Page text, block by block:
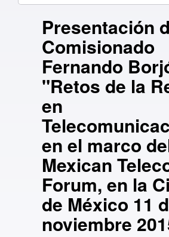
Presentación
Comisionado
Fernando
"Retos de la
en
en el marco
Mexican
Forum, en la
de México 11
noviembre